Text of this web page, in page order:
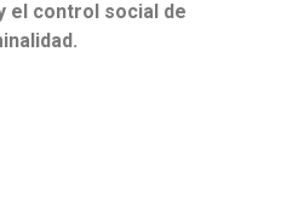
el control social de